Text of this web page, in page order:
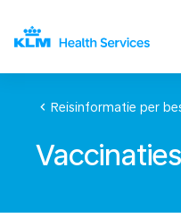
chevron_left Reisinformatie per